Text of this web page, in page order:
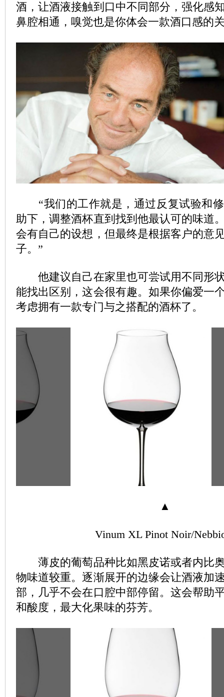
酒，让酒液接触到口中不同部分，强化感
鼻腔相通，嗅觉也是你体会一款酒口感的
“我们的工作就是，通过反复试验和修
助下，调整酒杯直到找到他最认可的味道
会有自己的设想，但最终是根据客户的意
子。”
他建议自己在家里也可尝试用不同形
能找出区别，这会很有趣。如果你偏爱一
考虑拥有一款专门与之搭配的酒杯了。
▲
Vinum XL Pinot Noir/
薄皮的葡萄品种比如黑皮诺或者内比
物味道较重。逐渐展开的边缘会让酒液加
部，几乎不会在口腔中部停留。这会帮助
和酸度，最大化果味的芬芳。